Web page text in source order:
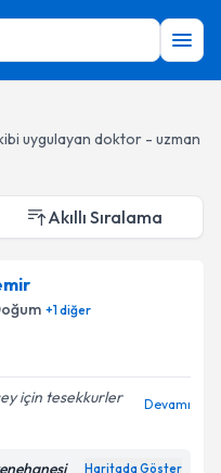
uygulayan doktor - uzman
Akıllı Sıralama
+1diğer
için tesekkurler
Devamı
Haritada Göster